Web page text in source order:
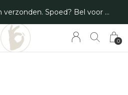
0
Binnen 1 a 2 werkdagen verzonden. Spoed? Bel voor de mogelijkheden.